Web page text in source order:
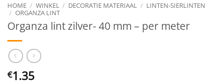
HOME / WINKEL / DECORATIE MATERIAAL / LINTEN-SIERLINTEN
/ ORGANZA LINT
Organza lint zilver- 40 mm – per meter
€1.35